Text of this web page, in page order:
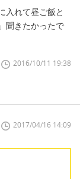
入れて昼ご飯と
聞きたかったで
2016/10/11 19:38
2017/04/16 14:09